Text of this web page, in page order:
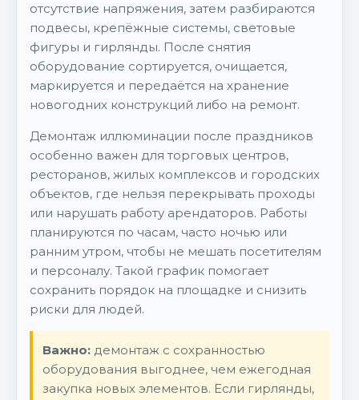
отсутствие напряжения, затем разбираются
подвесы, крепёжные системы, световые
фигуры и гирлянды. После снятия
оборудование сортируется, очищается,
маркируется и передаётся на хранение
новогодних конструкций либо на ремонт.
Демонтаж иллюминации после праздников
особенно важен для торговых центров,
ресторанов, жилых комплексов и городских
объектов, где нельзя перекрывать проходы
или нарушать работу арендаторов. Работы
планируются по часам, часто ночью или
ранним утром, чтобы не мешать посетителям
и персоналу. Такой график помогает
сохранить порядок на площадке и снизить
риски для людей.
Важно: демонтаж с сохранностью
оборудования выгоднее, чем ежегодная
закупка новых элементов. Если гирлянды,